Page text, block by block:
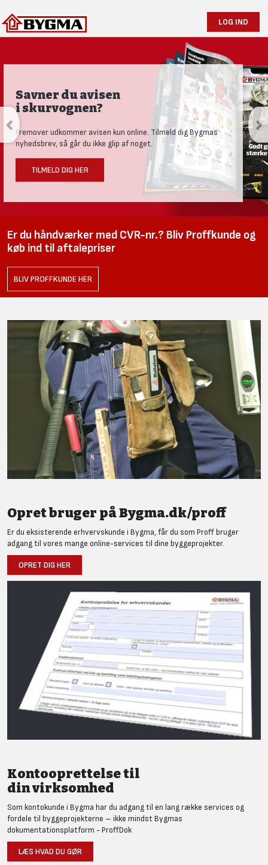
LOG IND
Savner du avisen
i skurvognen?
Fremover udkommer avisen kun online. Tilmeld dig Bygmas
nyhedsbrev, så går du ikke glip af noget.
TILMELD DIG HER
Er du håndværker med CVR-nr.? Bliv Proffkunde og
køb ind til aftalepriser
BLIV PROFFKUNDE HER
Opret bruger på Bygma.dk/proff
Er du eksisterende erhvervskunde i Bygma, får du som Proff bruger
adgang til vores mange online-services til dine byggeprojekter.
OPRET DIG HER
Kontooprettelse til
din virksomhed
Som kontokunde i Bygma har du adgang til en lang række services og
fordele til byggeprojekterne – ikke mindst Bygmas
dokumentationsplatform - ProffDok
LÆS HVAD DU GØR